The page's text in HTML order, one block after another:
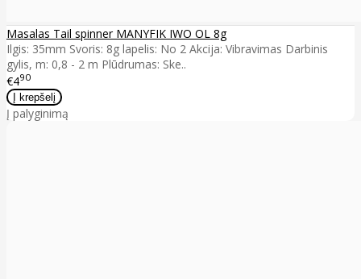
Masalas Tail spinner MANYFIK IWO OL 8g
Ilgis: 35mm Svoris: 8g lapelis: No 2 Akcija: Vibravimas Darbinis
gylis, m: 0,8 - 2 m Plūdrumas: Ske..
€490
Į palyginimą